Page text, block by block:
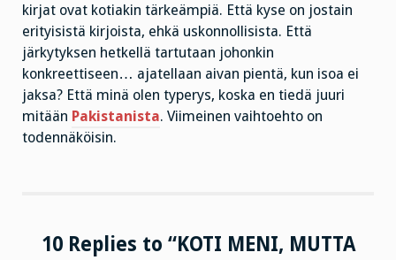
kirjat ovat kotiakin tärkeämpiä. Että kyse on jostain
erityisistä kirjoista, ehkä uskonnollisista. Että
järkytyksen hetkellä tartutaan johonkin
konkreettiseen… ajatellaan aivan pientä, kun isoa ei
jaksa? Että minä olen typerys, koska en tiedä juuri
mitään Pakistanista. Viimeinen vaihtoehto on
todennäköisin.
10 Replies to “KOTI MENI, MUTTA